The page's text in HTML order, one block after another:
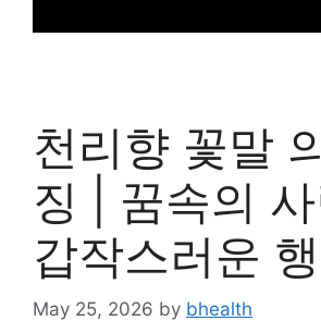
천리향 꽃말
징 | 꿈속의
갑작스러운 행
May 25, 2026 by bhealth